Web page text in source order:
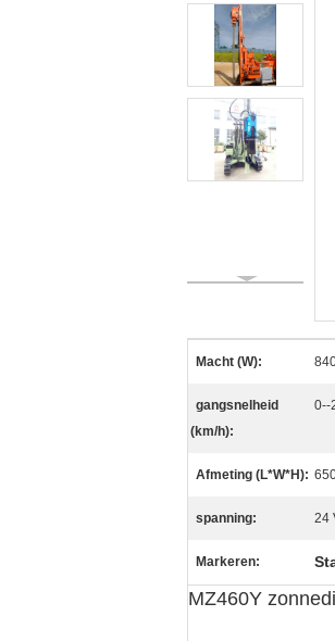
Macht (W):
gangsnelheid
(km/h):
0--
Afmeting (L*W*H):
spanning: 24
Markeren:
MZ460Y